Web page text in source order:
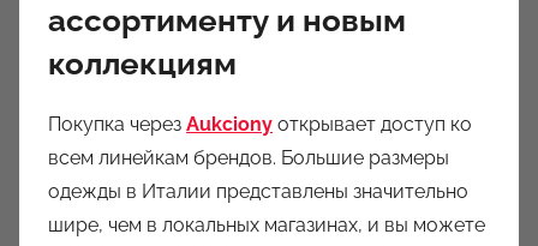
ассортименту и новым
коллекциям
Покупка через Aukciony открывает доступ ко
всем линейкам брендов. Большие размеры
одежды в Италии представлены значительно
шире, чем в локальных магазинах, и вы можете